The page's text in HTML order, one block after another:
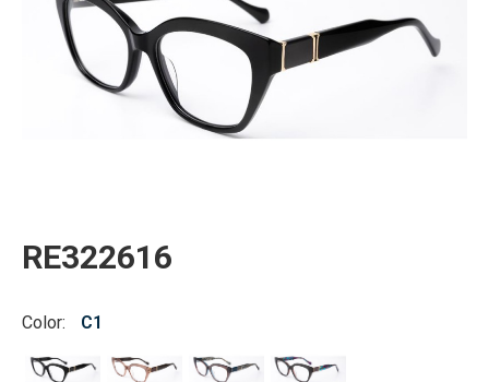
RE322616
Color: C1